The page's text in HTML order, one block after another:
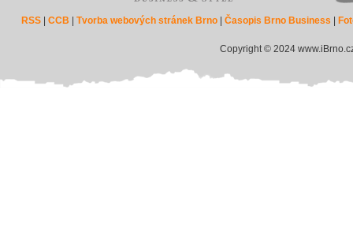
RSS |CCB |Tvorba webových stránek Brno |Časopis Brno Business
Copyright © 2024